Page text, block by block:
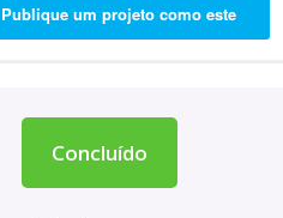
Publique um projeto como este
Concluído